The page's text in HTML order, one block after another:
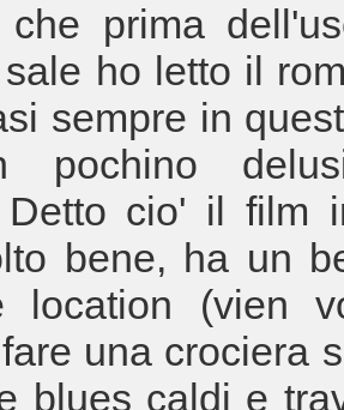
che prima
ho letto il
sempre in
pochino
Detto cio' il film
bene, ha un
location (vien
una crociera
blues caldi e